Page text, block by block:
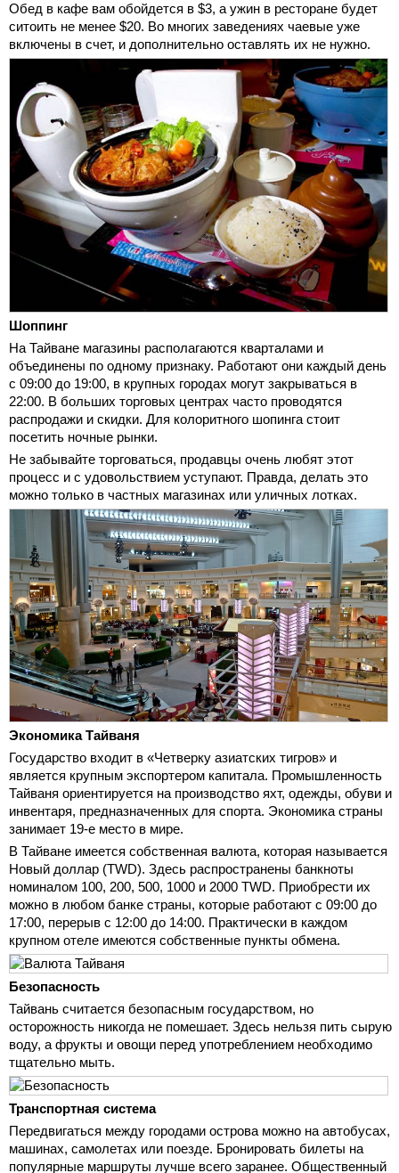
Обед в кафе вам обойдется в $3, а ужин в ресторане будет
ситоить не менее $20. Во многих заведениях чаевые уже
включены в счет, и дополнительно оставлять их не нужно.
Шоппинг
На Тайване магазины располагаются кварталами и
объединены по одному признаку. Работают они каждый день
с 09:00 до 19:00, в крупных городах могут закрываться в
22:00. В больших торговых центрах часто проводятся
распродажи и скидки. Для колоритного шопинга стоит
посетить ночные рынки.
Не забывайте торговаться, продавцы очень любят этот
процесс и с удовольствием уступают. Правда, делать это
можно только в частных магазинах или уличных лотках.
Экономика Тайваня
Государство входит в «Четверку азиатских тигров» и
является крупным экспортером капитала. Промышленность
Тайваня ориентируется на производство яхт, одежды, обуви и
инвентаря, предназначенных для спорта. Экономика страны
занимает 19-е место в мире.
В Тайване имеется собственная валюта, которая называется
Новый доллар (TWD). Здесь распространены банкноты
номиналом 100, 200, 500, 1000 и 2000 TWD. Приобрести их
можно в любом банке страны, которые работают с 09:00 до
17:00, перерыв с 12:00 до 14:00. Практически в каждом
крупном отеле имеются собственные пункты обмена.
Безопасность
Тайвань считается безопасным государством, но
осторожность никогда не помешает. Здесь нельзя пить сырую
воду, а фрукты и овощи перед употреблением необходимо
тщательно мыть.
Транспортная система
Передвигаться между городами острова можно на автобусах,
машинах, самолетах или поезде. Бронировать билеты на
популярные маршруты лучше всего заранее. Общественный